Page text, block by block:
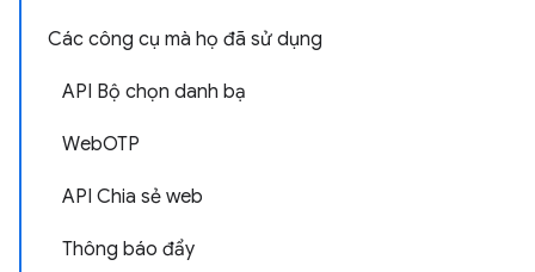
Các công cụ mà họ đã sử dụng
API Bộ chọn danh bạ
WebOTP
API Chia sẻ web
Thông báo đẩy